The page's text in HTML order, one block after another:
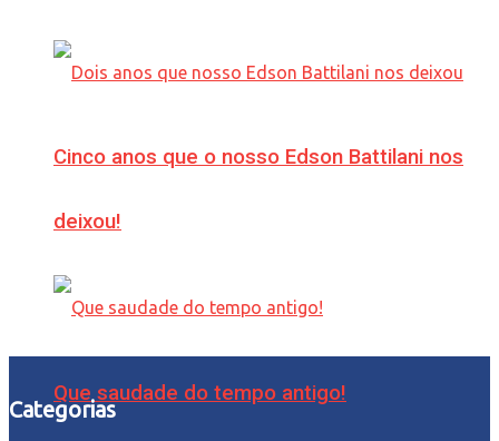
Cinco anos que o nosso Edson Battilani nos
deixou!
Que saudade do tempo antigo!
Categorias